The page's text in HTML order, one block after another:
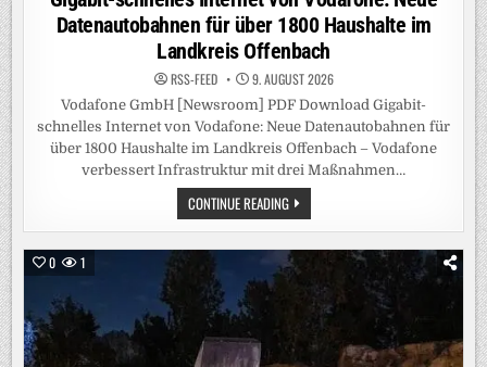
Datenautobahnen für über 1800 Haushalte im
Landkreis Offenbach
RSS-FEED 9. AUGUST 2026
Vodafone GmbH [Newsroom] PDF Download Gigabit-
schnelles Internet von Vodafone: Neue Datenautobahnen für
über 1800 Haushalte im Landkreis Offenbach – Vodafone
verbessert Infrastruktur mit drei Maßnahmen…
CONTINUE READINGGIGABIT-
SCHNELLES
INTERNET
VON
VODAFONE:
NEUE
DATENAUTOBAHNEN
ÜBER
1800
HAUSHALTE
IM
0 1